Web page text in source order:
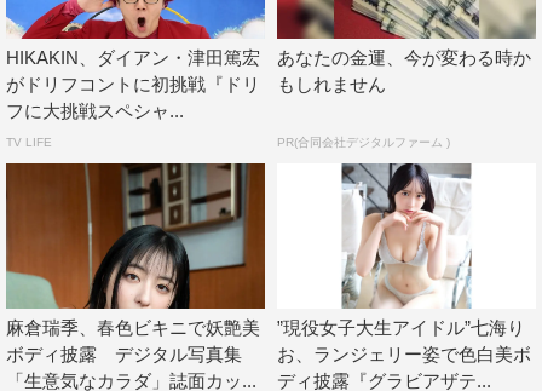
HIKAKIN、ダイアン・津田篤宏
がドリフコントに初挑戦『ドリ
フに大挑戦スペシャ...
TV LIFE
あなたの金運、今が変わる時か
もしれません
PR(合同会社デジタルファーム )
麻倉瑞季、春色ビキニで妖艶美
ボディ披露 デジタル写真集
「生意気なカラダ」誌面カッ...
”現役女子大生アイドル”七海り
お、ランジェリー姿で色白美ボ
ディ披露『グラビアザテ...